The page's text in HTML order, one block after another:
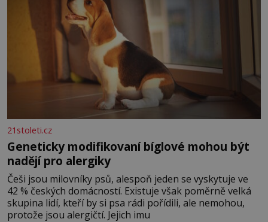
21stoleti.cz
Geneticky modifikovaní bíglové mohou být
nadějí pro alergiky
Češi jsou milovníky psů, alespoň jeden se vyskytuje ve
42 % českých domácností. Existuje však poměrně velká
skupina lidí, kteří by si psa rádi pořídili, ale nemohou,
protože jsou alergičtí. Jejich imu